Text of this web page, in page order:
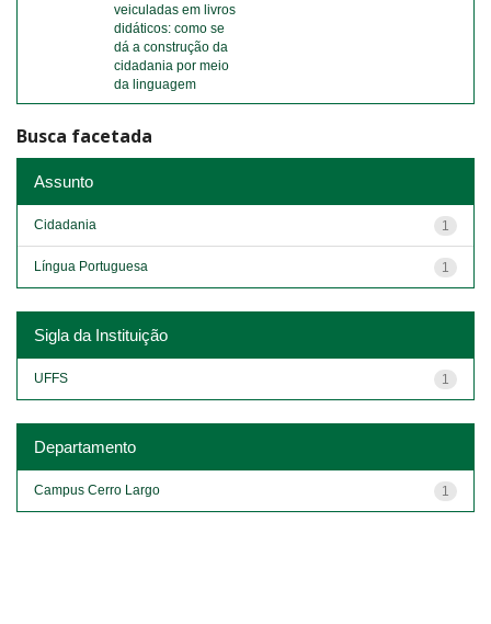
veiculadas em livros
didáticos: como se
dá a construção da
cidadania por meio
da linguagem
Busca facetada
Assunto
1
Cidadania
1
Língua Portuguesa
Sigla da Instituição
1
UFFS
Departamento
1
Campus Cerro Largo